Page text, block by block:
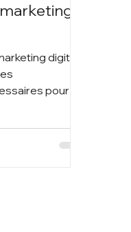
digital
pour